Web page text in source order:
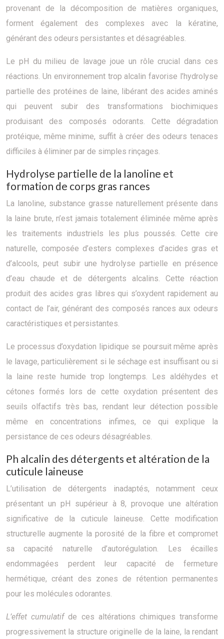
provenant de la décomposition de matières organiques,
forment également des complexes avec la kératine,
générant des odeurs persistantes et désagréables.
Le pH du milieu de lavage joue un rôle crucial dans ces
réactions. Un environnement trop alcalin favorise l’hydrolyse
partielle des protéines de laine, libérant des acides aminés
qui peuvent subir des transformations biochimiques
produisant des composés odorants. Cette dégradation
protéique, même minime, suffit à créer des odeurs tenaces
difficiles à éliminer par de simples rinçages.
Hydrolyse partielle de la lanoline et
formation de corps gras rances
La lanoline, substance grasse naturellement présente dans
la laine brute, n’est jamais totalement éliminée même après
les traitements industriels les plus poussés. Cette cire
naturelle, composée d’esters complexes d’acides gras et
d’alcools, peut subir une hydrolyse partielle en présence
d’eau chaude et de détergents alcalins. Cette réaction
produit des acides gras libres qui s’oxydent rapidement au
contact de l’air, générant des composés rances aux odeurs
caractéristiques et persistantes.
Le processus d’oxydation lipidique se poursuit même après
le lavage, particulièrement si le séchage est insuffisant ou si
la laine reste humide trop longtemps. Les aldéhydes et
cétones formés lors de cette oxydation présentent des
seuils olfactifs très bas, rendant leur détection possible
même en concentrations infimes, ce qui explique la
persistance de ces odeurs désagréables.
Ph alcalin des détergents et altération de la
cuticule laineuse
L’utilisation de détergents inadaptés, notamment ceux
présentant un pH supérieur à 8, provoque une altération
significative de la cuticule laineuse. Cette modification
structurelle augmente la porosité de la fibre et compromet
sa capacité naturelle d’autorégulation. Les écailles
endommagées perdent leur capacité de fermeture
hermétique, créant des zones de rétention permanentes
pour les molécules odorantes.
L’effet cumulatifde ces altérations chimiques transforme
progressivement la structure originelle de la laine, la rendant